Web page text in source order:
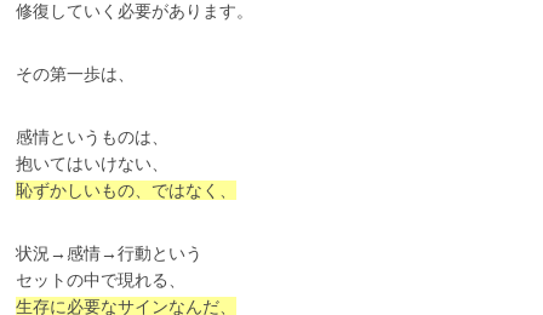
修復していく必要があります。
その第一歩は、
感情というものは、
抱いてはいけない、
恥ずかしいもの、ではなく、
状況→感情→行動という
セットの中で現れる、
生存に必要なサインなんだ、